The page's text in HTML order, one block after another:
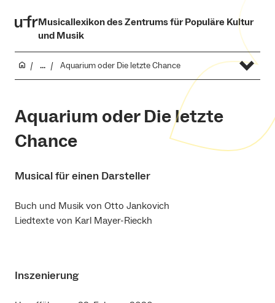
Musicallexikon des Zentrums für Populäre Kultur
und Musik
... Aquarium oder Die letzte Chance
Aquarium oder Die letzte
Chance
Musical für einen Darsteller
Buch und Musik von Otto Jankovich
Liedtexte von Karl Mayer-Rieckh
Inszenierung